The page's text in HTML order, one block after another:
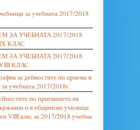
за учебната 2017/2018
ЗА УЧЕБНАТА 2017/2018
КЛАС
ЗА УЧЕБНАТА 2017/2018
КЛАС
за дейностите по приема в
учебната 2017/2018г.
по приемането на
и в общински училища
VIII клас за 2017/2018 учебна